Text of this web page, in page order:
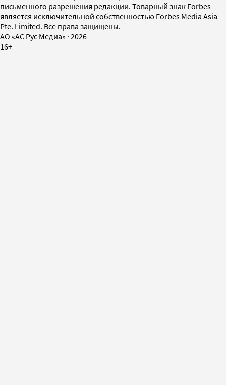
письменного разрешения редакции. Товарный знак Forbes
является исключительной собственностью Forbes Media Asia
Pte. Limited. Все права защищены.
AO «АС Рус Медиа» · 2026
16+